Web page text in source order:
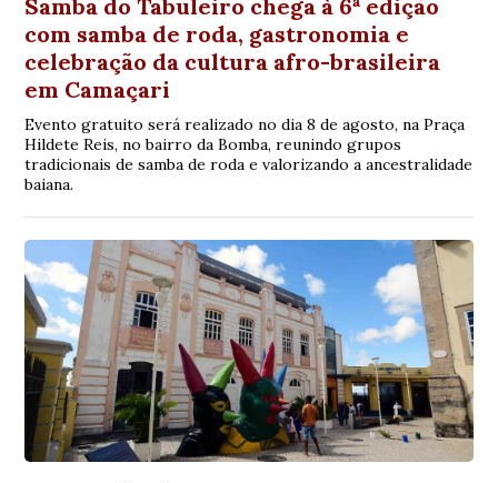
Samba do Tabuleiro chega à 6ª edição
com samba de roda, gastronomia e
celebração da cultura afro-brasileira
em Camaçari
Evento gratuito será realizado no dia 8 de agosto, na Praça
Hildete Reis, no bairro da Bomba, reunindo grupos
tradicionais de samba de roda e valorizando a ancestralidade
baiana.